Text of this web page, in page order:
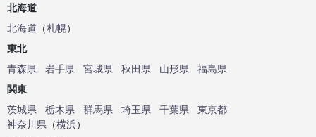
北海道
北海道 （札幌）
東北
青森県
岩手県 宮城県 秋田県 山形県
福島県
関東
茨城県
栃木県 群馬県 埼玉県 千葉県
東京都
神奈川県 （横浜）